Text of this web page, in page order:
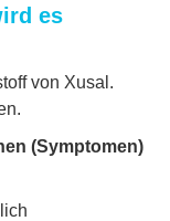
es
von Xusal.
(Symptomen)